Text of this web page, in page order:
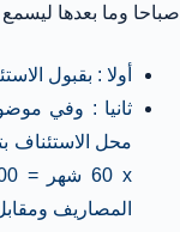
صباحا وما بعدها
أولا : بقبول
ثانيا : وفي
محل الاستئناف بتعديل
x
المصاريف